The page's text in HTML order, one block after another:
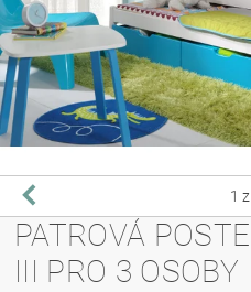
1
PATROVÁ
III PRO 3 OSOBY